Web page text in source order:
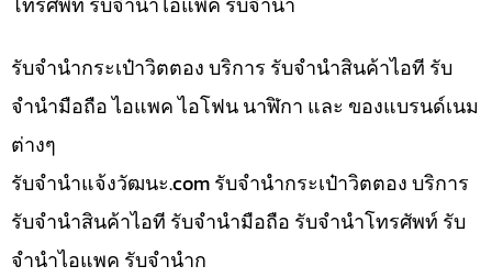
รับจำนำกระเป๋าวิตตอง บริการ รับจำนำสินค้าไอที รับ
จำนำมือถือ ไอแพค ไอโฟน นาฬิกา และ ของแบรนด์เนม
ต่างๆ
รับจํานําแจ้งวัฒนะ.com รับจำนำกระเป๋าวิตตอง บริการ
รับจำนำสินค้าไอที รับจำนำมือถือ รับจำนำโทรศัพท์ รับ
จำนำไอแพค รับจำนำก